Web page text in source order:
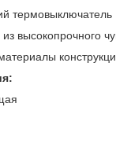
термовыключатель
высокопрочного